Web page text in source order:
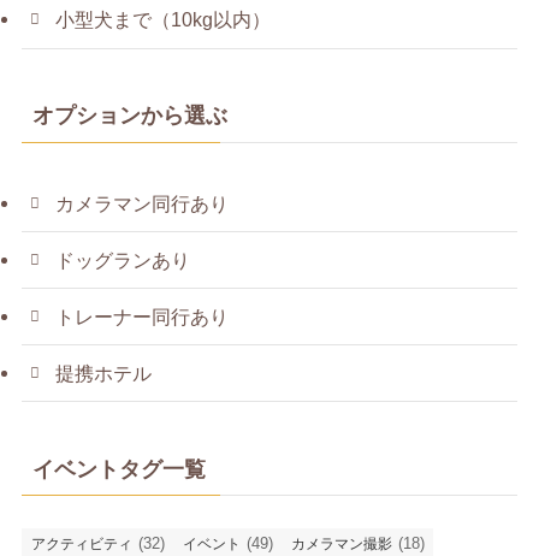
小型犬まで（10kg以内）
オプションから選ぶ
カメラマン同行あり
ドッグランあり
トレーナー同行あり
提携ホテル
イベントタグ一覧
アクティビティ (32) イベント (49) カメラマン撮影 (18)